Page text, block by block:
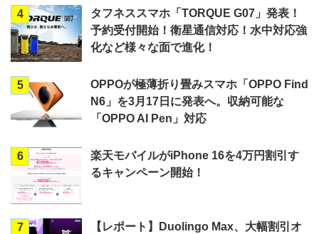
4
タフネススマホ「TORQUE G07」発表！
予約受付開始！衛星通信対応！水中対応強
化など様々な面で進化！
5
OPPOが極薄折り畳みスマホ「OPPO Find
N6」を3月17日に発表へ。収納可能な
「OPPO AI Pen」対応
6
楽天モバイルがiPhone 16を4万円割引す
るキャンペーン開始！
7
【レポート】Duolingo Max、大幅割引オ